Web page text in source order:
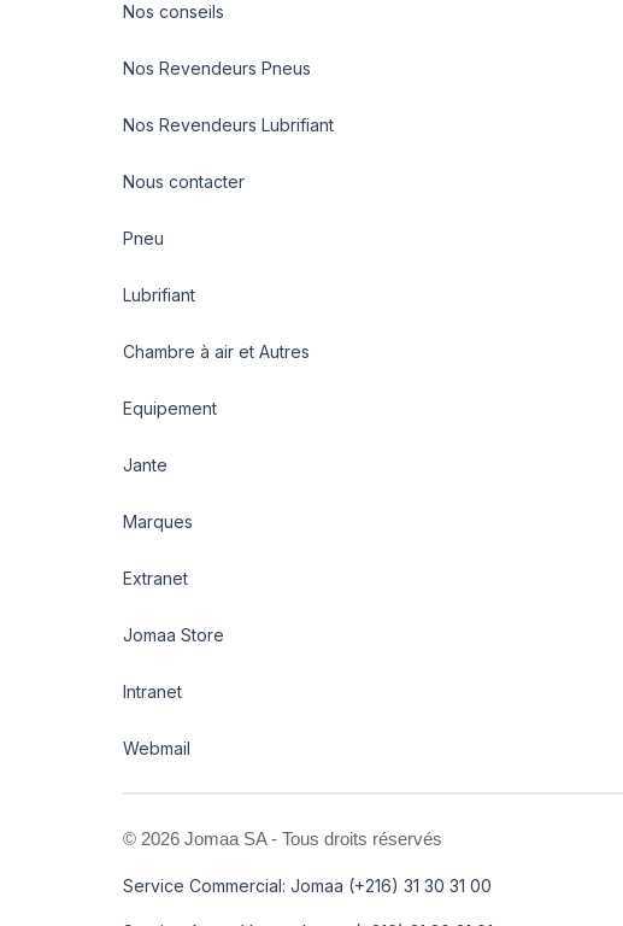
Nos conseils
Nos Revendeurs Pneus
Nos Revendeurs Lubrifiant
Nous contacter
Pneu
Lubrifiant
Chambre à air et Autres
Equipement
Jante
Marques
Extranet
Jomaa Store
Intranet
Webmail
© 2026 Jomaa SA - Tous droits réservés
Service Commercial: Jomaa (+216) 31 30 31 00